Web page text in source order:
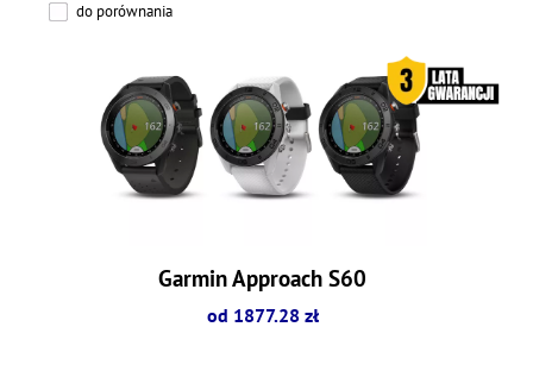
do porównania
Garmin Approach S60
od 1877.28 zł